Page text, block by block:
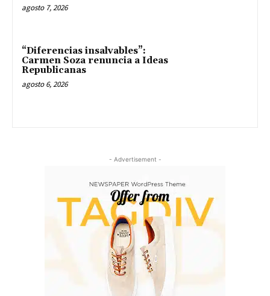
agosto 7, 2026
“Diferencias insalvables”:
Carmen Soza renuncia a Ideas
Republicanas
agosto 6, 2026
- Advertisement -